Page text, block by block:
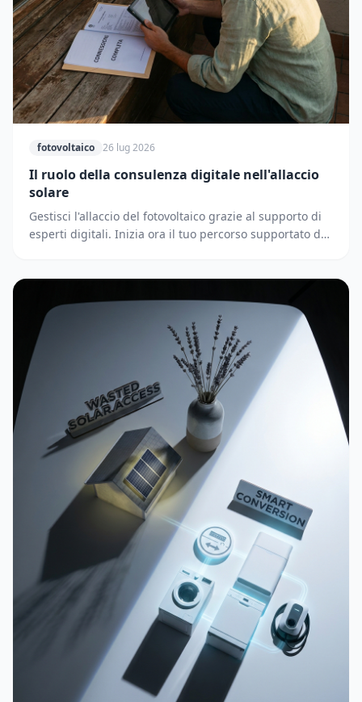
fotovoltaico 26 lug 2026
Il ruolo della consulenza digitale nell'allaccio
solare
Gestisci l'allaccio del fotovoltaico grazie al supporto di
esperti digitali. Inizia ora il tuo percorso supportato dai